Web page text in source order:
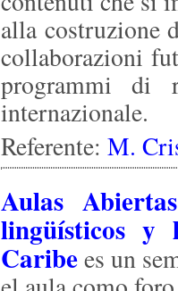
alla costruzione
collaborazioni
programmi di
internazionale.
Referente: M.
Aulas
lingüísticos y
Caribees un